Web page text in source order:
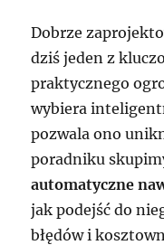
Dobrze
dziś jeden z
praktycznego
wybiera
pozwala ono
poradniku
automatyczne
jak podejść do
błędów i